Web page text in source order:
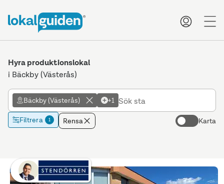
Hyra produktionslokal
i Bäckby (Västerås)
Bäckby (Västerås) +1
Filtrera 1 Rensa Karta